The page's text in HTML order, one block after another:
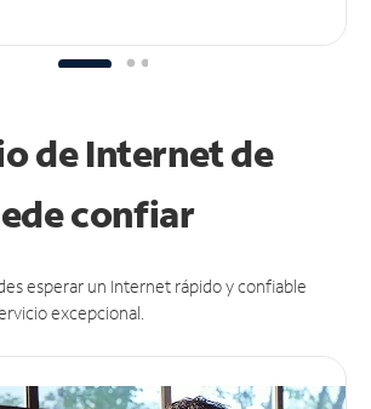
de Internet de
confiar
esperar un Internet rápido y confiable
excepcional.